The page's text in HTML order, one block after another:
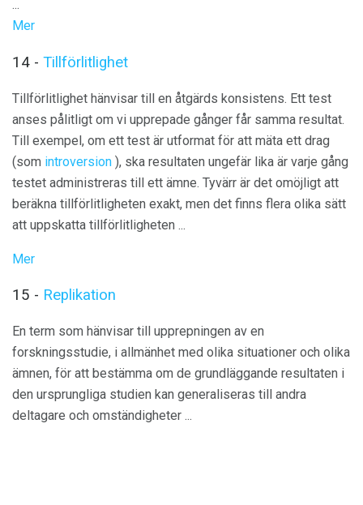
...
Mer
14 - Tillförlitlighet
Tillförlitlighet hänvisar till en åtgärds konsistens. Ett test
anses pålitligt om vi upprepade gånger får samma resultat.
Till exempel, om ett test är utformat för att mäta ett drag
(som introversion ), ska resultaten ungefär lika är varje gång
testet administreras till ett ämne. Tyvärr är det omöjligt att
beräkna tillförlitligheten exakt, men det finns flera olika sätt
att uppskatta tillförlitligheten ...
Mer
15 - Replikation
En term som hänvisar till upprepningen av en
forskningsstudie, i allmänhet med olika situationer och olika
ämnen, för att bestämma om de grundläggande resultaten i
den ursprungliga studien kan generaliseras till andra
deltagare och omständigheter ...